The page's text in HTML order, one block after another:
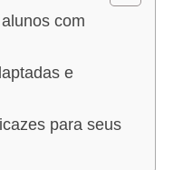
com
e
para seus